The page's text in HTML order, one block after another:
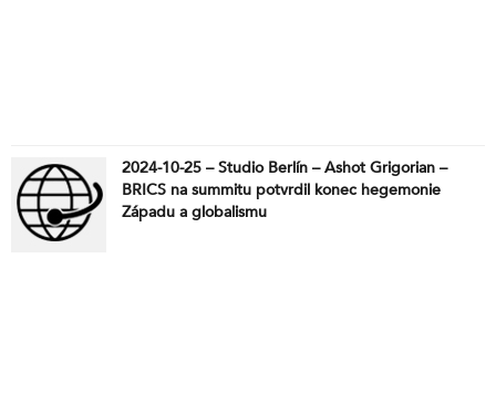
2024-10-25 – Studio Berlín – Ashot Grigorian –
BRICS na summitu potvrdil konec hegemonie
Západu a globalismu